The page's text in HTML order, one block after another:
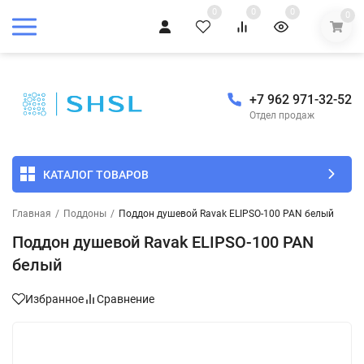
0 0 0 0
+7 962 971-32-52
Отдел продаж
КАТАЛОГ ТОВАРОВ
Главная / Поддоны / Поддон душевой Ravak ELIPSO-100 PAN белый
Поддон душевой Ravak ELIPSO-100 PAN
белый
Избранное Сравнение